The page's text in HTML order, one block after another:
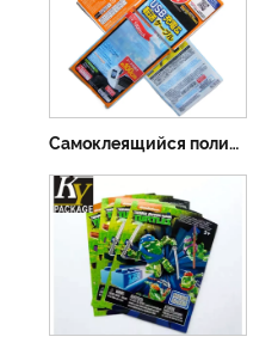
Самоклеящийся полиэтиленовый пакет Opp с заголовком